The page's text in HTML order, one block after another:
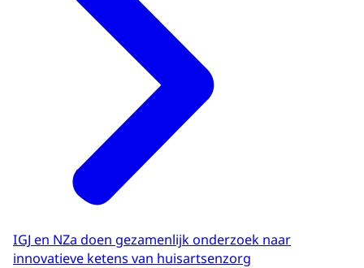
IGJ en NZa doen gezamenlijk onderzoek naar
innovatieve ketens van huisartsenzorg